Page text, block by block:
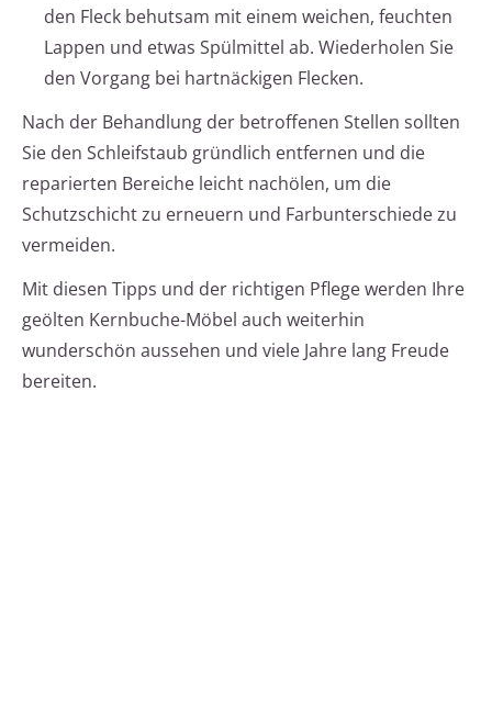
den Fleck behutsam mit einem weichen, feuchten
Lappen und etwas Spülmittel ab. Wiederholen Sie
den Vorgang bei hartnäckigen Flecken.
Nach der Behandlung der betroffenen Stellen sollten
Sie den Schleifstaub gründlich entfernen und die
reparierten Bereiche leicht nachölen, um die
Schutzschicht zu erneuern und Farbunterschiede zu
vermeiden.
Mit diesen Tipps und der richtigen Pflege werden Ihre
geölten Kernbuche-Möbel auch weiterhin
wunderschön aussehen und viele Jahre lang Freude
bereiten.